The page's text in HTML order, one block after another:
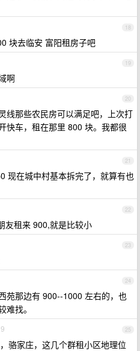
18
块去临安 富阳租房子吧
19
啊
20
线那些农民房可以满足吧，上次打
快车，租在那里 800 块。我都很
21
现在城中村基本拆完了，就算有也
22
友租来 900,就是比较小
23
24
苑那边有 900--1000 左右的，也
找。
25
骆家庄，这几个群租小区地理位